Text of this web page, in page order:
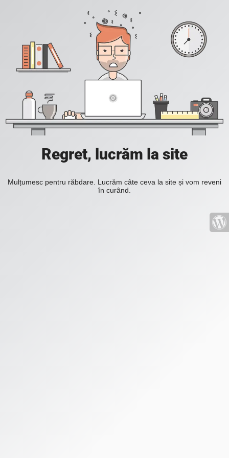
Regret, lucrăm la site
Mulțumesc pentru răbdare. Lucrăm câte ceva la site și vom reveni
în curând.